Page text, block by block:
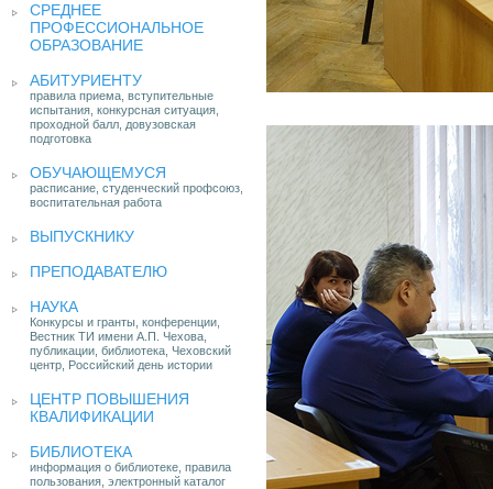
СРЕДНЕЕ
ПРОФЕССИОНАЛЬНОЕ
ОБРАЗОВАНИЕ
АБИТУРИЕНТУ
правила приема, вступительные
испытания, конкурсная ситуация,
проходной балл, довузовская
подготовка
ОБУЧАЮЩЕМУСЯ
расписание, студенческий профсоюз,
воспитательная работа
ВЫПУСКНИКУ
ПРЕПОДАВАТЕЛЮ
НАУКА
Конкурсы и гранты, конференции,
Вестник ТИ имени А.П. Чехова,
публикации, библиотека, Чеховский
центр, Российский день истории
ЦЕНТР ПОВЫШЕНИЯ
КВАЛИФИКАЦИИ
БИБЛИОТЕКА
информация о библиотеке, правила
пользования, электронный каталог